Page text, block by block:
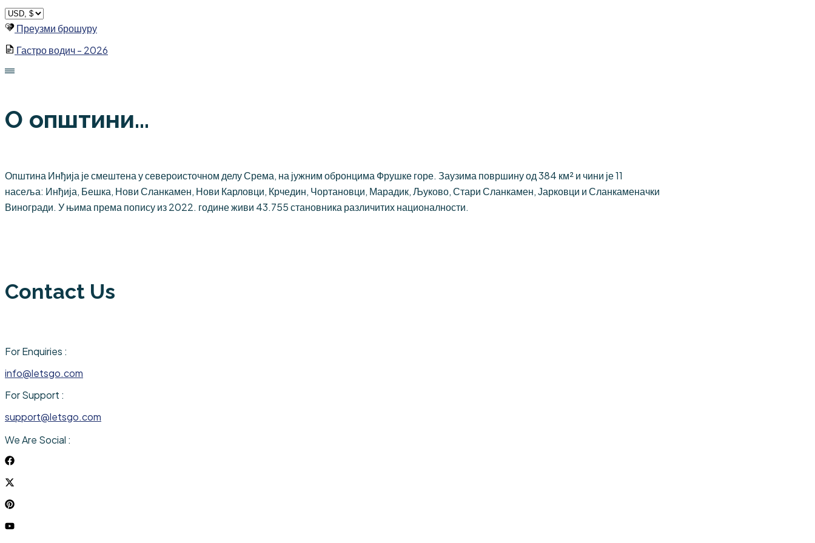
Skip
to
content
Преузми брошуру
Гастро водич - 2026
О општини...
Општина Инђија је смештена у североисточном делу Срема, на јужним обронцима Фрушке горе. Заузима површину од 384 км² и чини је 11
насеља: Инђија, Бешка, Нови Сланкамен, Нови Карловци, Крчедин, Чортановци, Марадик, Љуково, Стари Сланкамен, Јарковци и Сланкаменачки
Виногради. У њима према попису из 2022. године живи 43.755 становника различитих националности.
Contact Us
For Enquiries :
info@letsgo.com
For Support :
support@letsgo.com
We Are Social :